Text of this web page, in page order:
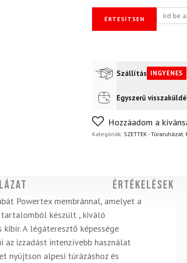
ÉRTESÍTSEN
Szállítás INGYENES
Futár a címreIngyenes
FoxPost
Egyszerű
Nem biztos a
napon belül, indoklás
Hozzáadom a
Kategóriák: SZETTEK - Túraruházat,
Értékelések
Powertex membránnal, amelyet a
készült , kiváló
A légáteresztő képessége
az izzadást intenzívebb használat
nyújtson alpesi túrázáshoz és